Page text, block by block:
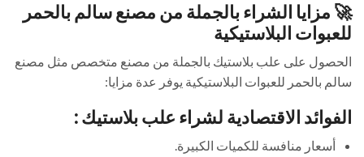
🚀 مزايا الشراء بالجملة من مصنع سالم بالحمر
للعبوات البلاستيكية
الحصول على علب بلاستيك بالجملة من مصنع متخصص مثل مصنع
سالم بالحمر للعبوات البلاستيكية يوفر عدة مزايا:
الفوائد الاقتصادية لشراء علب بلاستيك :
أسعار منافسة للكميات الكبيرة.